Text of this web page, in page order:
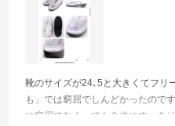
靴のサイズが24､5と大きくてフリ
も」では窮屈でしんどかったので
に窮屈でなく、でも全体にすっき